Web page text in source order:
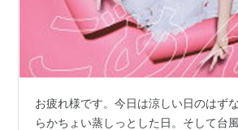
お疲れ様です。今日は涼しい日のはず
らかちょい蒸しっとした日。そして台